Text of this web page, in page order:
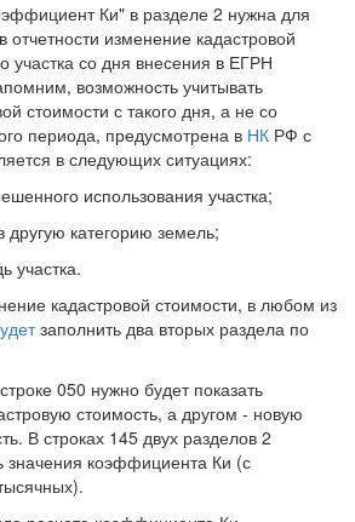
Ки" в разделе 2 нужна для
отчетности изменение кадастровой
участка со дня внесения в ЕГРН
возможность учитывать
стоимости с такого дня, а не со
периода, предусмотрена в НК РФ с
в следующих ситуациях:
использования участка;
другую категорию земель;
участка.
кадастровой стоимости, в любом из
заполнить два вторых раздела по
050 нужно будет показать
стоимость, а другом - новую
В строках 145 двух разделов 2
значения коэффициента Ки (с